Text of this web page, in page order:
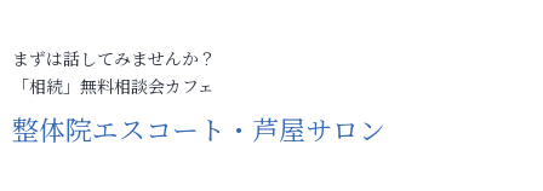
まずは話してみませんか？
「相続」無料相談会カフェ
整体院エスコート・芦屋サロン